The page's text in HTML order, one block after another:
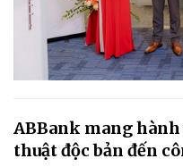
ABBank mang
thuật độc bản đến